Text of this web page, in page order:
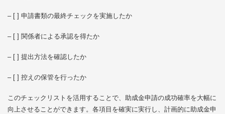
– [ ] 申請書類の最終チェックを実施したか
– [ ] 関係者による承認を得たか
– [ ] 提出方法を確認したか
– [ ] 控えの保管を行ったか
このチェックリストを活用することで、助成金申請の成功確率を大幅に
向上させることができます。各項目を確実に実行し、計画的に助成金申